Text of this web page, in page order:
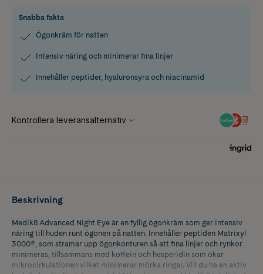
Snabba fakta
Ögonkräm för natten
Intensiv näring och minimerar fina linjer
Innehåller peptider, hyaluronsyra och niacinamid
Beskrivning
Medik8 Advanced Night Eye är en fyllig ögonkräm som ger intensiv
näring till huden runt ögonen på natten. Innehåller peptiden Matrixyl
3000®, som stramar upp ögonkonturen så att fina linjer och rynkor
minimeras, tillsammans med koffein och hesperidin som ökar
mikrocirkulationen vilket minimerar mörka ringar. Vill du ha en aktiv